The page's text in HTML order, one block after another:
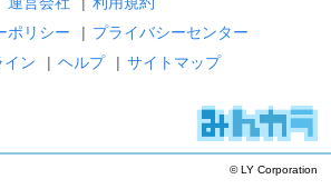
ポリシー
| プライバシーセンター
イン
| ヘルプ | サイトマップ
© LY Corporation